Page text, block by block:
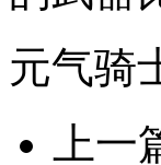
元气骑
上一